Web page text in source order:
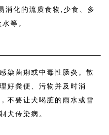
消化的流质食物,少食、多
等。
染菌痢或中毒性肠炎。散
好粪便、污物并及时消
不要让犬喝脏的雨水或雪
犬传染病。